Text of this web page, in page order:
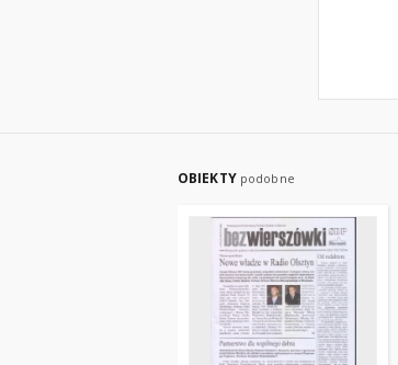
OBIEKTY podobne